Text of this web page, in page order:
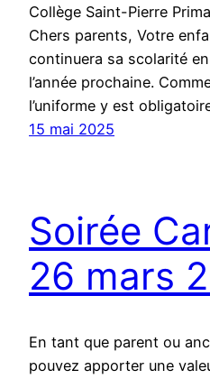
Collège Saint-Pierre
Chers parents, Votre
continuera sa scolarité
l’année prochaine.
l’uniforme y est
15 mai 2025
Soirée
26 mars
En tant que parent ou
pouvez apporter une